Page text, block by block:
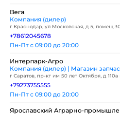
Вега
Компания (дилер)
г Краснодар, ул Московская, д 5, помещ
+78612045678
Пн-Пт с 09:00 до 20:00
Интерпарк-Агро
Компания (дилер) | Магазин
г Саратов, пр-кт им 50 лет Октября, д 110а
+79273755555
Пн-Пт с 09:00 до 20:00
Ярославский Аграрно-